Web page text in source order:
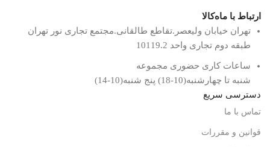
ارتباط با ماه‌کالا
تهران خیابان ولیعصر.تقاطع طالقانی.مجتمع تجاری نور تهران
طبقه دوم تجاری واحد 10119.2
ساعات کاری حضوری مجموعه
شنبه تا چهارشنبه(10-18) پنج شنبه(10-14)
دسترسی سریع
تماس با ما
قوانین و مقررات